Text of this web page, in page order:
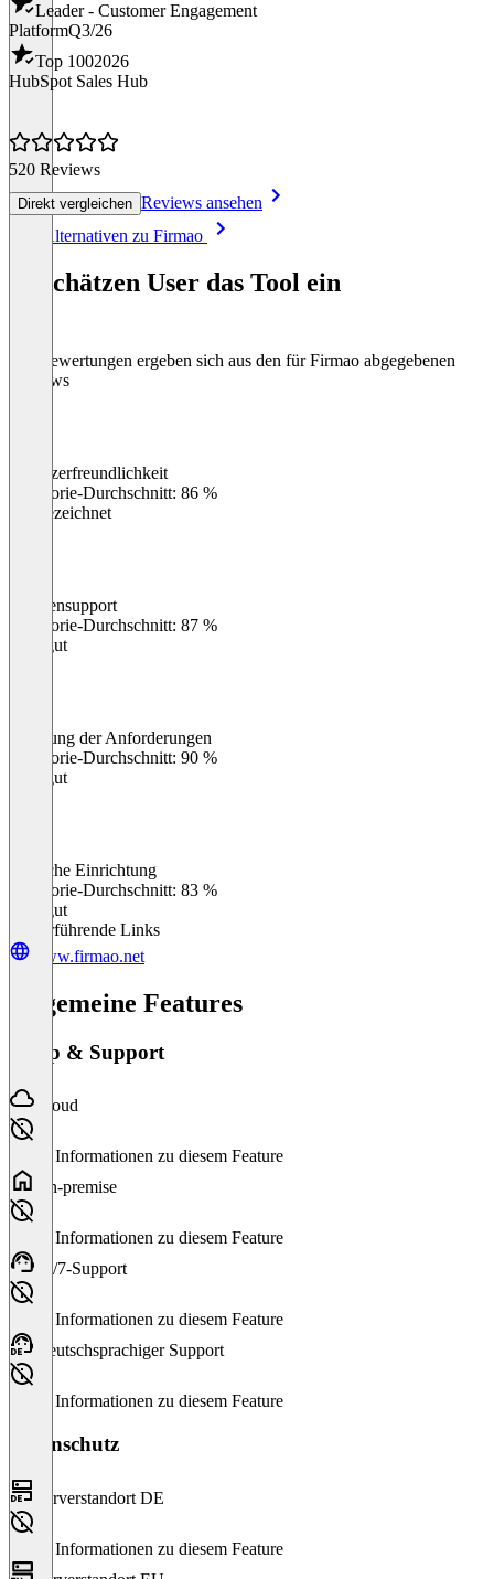
Leader - Customer Engagement
PlatformQ3/26
Top 1002026
HubSpot Sales Hub
520 Reviews
Direkt vergleichen Reviews ansehen
Alle Alternativen zu Firmao
So schätzen User das Tool ein
Die Bewertungen ergeben sich aus den für Firmao abgegebenen
Reviews
Benutzerfreundlichkeit
Kategorie-Durchschnitt: 86 %
Ausgezeichnet
Kundensupport
Kategorie-Durchschnitt: 87 %
Sehr gut
Erfüllung der Anforderungen
Kategorie-Durchschnitt: 90 %
Sehr gut
Einfache Einrichtung
Kategorie-Durchschnitt: 83 %
Sehr gut
Weiterführende Links
www.firmao.net
Allgemeine Features
Setup & Support
Cloud
Keine Informationen zu diesem Feature
On-premise
Keine Informationen zu diesem Feature
24/7-Support
Keine Informationen zu diesem Feature
Deutschsprachiger Support
Keine Informationen zu diesem Feature
Datenschutz
Serverstandort DE
Keine Informationen zu diesem Feature